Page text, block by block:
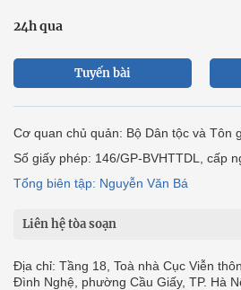
24h qua
Tuyến bài
Cơ quan chủ quản: Bộ Dân tộc và Tôn
Số giấy phép: 146/GP-BVHTTDL, cấp
Tổng biên tập: Nguyễn Văn Bá
Liên hệ tòa soạn
Địa chỉ: Tầng 18, Toà nhà Cục Viễn
Đình Nghệ, phường Cầu Giấy, TP. Hà